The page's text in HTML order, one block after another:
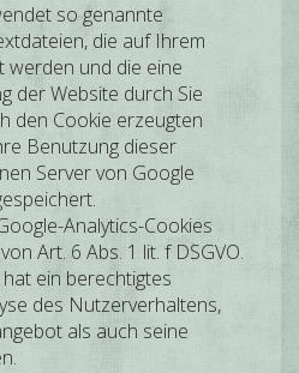
so genannte
die auf Ihrem
werden und die eine
der Website durch Sie
den Cookie erzeugten
Benutzung dieser
Server von Google
Analytics-Cookies
Art. 6 Abs. 1 lit. f DSGVO.
ein berechtigtes
des Nutzerverhaltens,
als auch seine